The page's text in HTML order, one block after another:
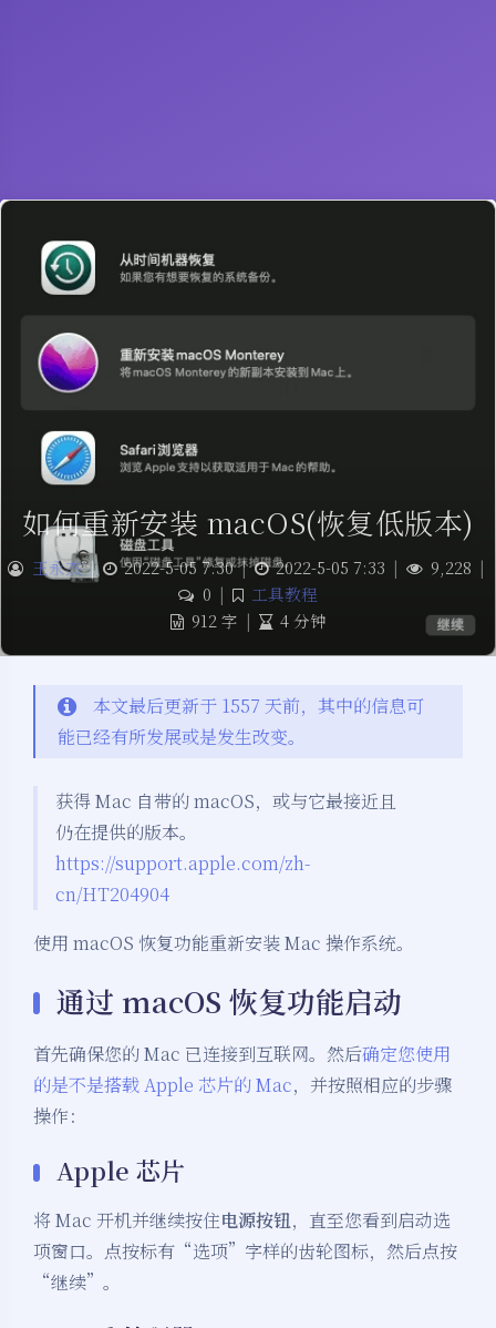
如何重新安装 macOS(恢复低版本)
王永杰 | 2022-5-05 7:30 | 2022-5-05 7:33 | 9,228 |
0 |
工具教程
912 字 | 4 分钟
本文最后更新于 1557 天前，其中的信息可
能已经有所发展或是发生改变。
获得 Mac 自带的 macOS，或与它最接近且
仍在提供的版本。
https://support.apple.com/zh-
cn/HT204904
使用 macOS 恢复功能重新安装 Mac 操作系统。
通过 macOS 恢复功能启动
首先确保您的 Mac 已连接到互联网。然后确定您使用
的是不是搭载 Apple 芯片的 Mac，并按照相应的步骤
操作：
Apple 芯片
将 Mac 开机并继续按住电源按钮，直至您看到启动选
项窗口。点按标有“选项”字样的齿轮图标，然后点按
“继续”。